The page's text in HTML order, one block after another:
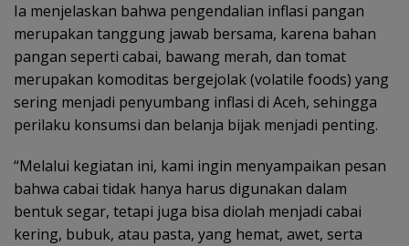
Ia menjelaskan bahwa pengendalian inflasi pangan
merupakan tanggung jawab bersama, karena bahan
pangan seperti cabai, bawang merah, dan tomat
merupakan komoditas bergejolak (volatile foods) yang
sering menjadi penyumbang inflasi di Aceh, sehingga
perilaku konsumsi dan belanja bijak menjadi penting.
“Melalui kegiatan ini, kami ingin menyampaikan pesan
bahwa cabai tidak hanya harus digunakan dalam
bentuk segar, tetapi juga bisa diolah menjadi cabai
kering, bubuk, atau pasta, yang hemat, awet, serta